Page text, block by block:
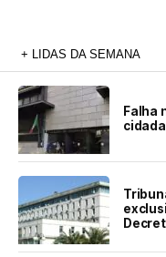
+ LIDAS DA SEMANA
Falha